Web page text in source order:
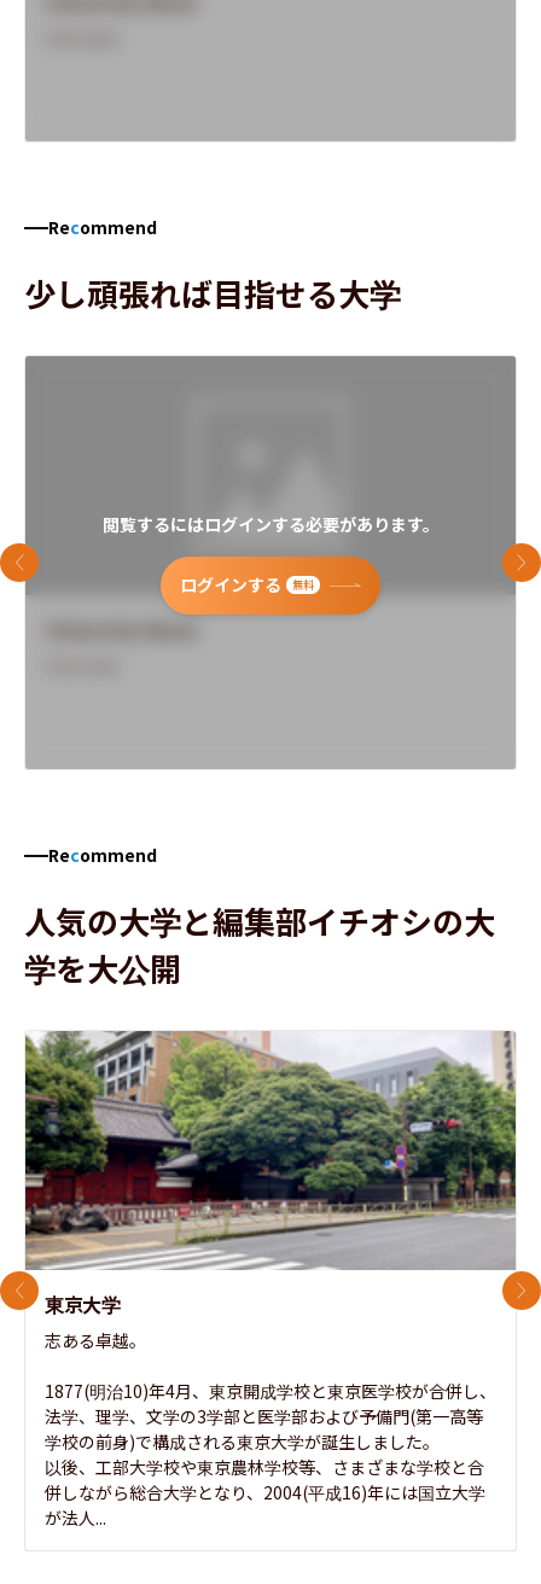
Recommend
少し頑張れば目指せる大学
閲覧するにはログインする必要があります。
ログインする 無料
前のスライド 次
Recommend
人気の大学と編集部イチオシの大
学を大公開
東京大学
志ある卓越。
1877(明治10)年4月、東京開成学校と東京医学校が合併し、
法学、理学、文学の3学部と医学部および予備門(第一高等
学校の前身)で構成される東京大学が誕生しました。
以後、工部大学校や東京農林学校等、さまざまな学校と合
併しながら総合大学となり、2004(平成16)年には国立大学
が法人...
前のスライド 次